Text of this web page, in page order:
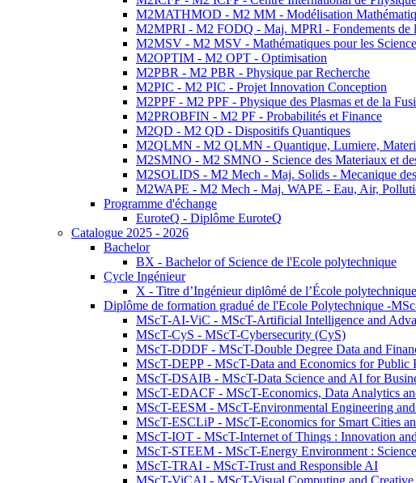
M2MATHMOD - M2 MM - Modélisation
M2MPRI - M2 FODQ - Maj. MPRI - Fondements de
M2MSV - M2 MSV - Mathématiques pour les
M2OPTIM - M2 OPT - Optimisation
M2PBR - M2 PBR - Physique par Recherche
M2PIC - M2 PIC - Projet Innovation Conception
M2PPF - M2 PPF - Physique des Plasmas et de la
M2PROBFIN - M2 PF - Probabilités et Finance
M2QD - M2 QD - Dispositifs Quantiques
M2QLMN - M2 QLMN - Quantique, Lumiere,
M2SMNO - M2 SMNO - Science des Materiaux et
M2SOLIDS - M2 Mech - Maj. Solids - Mecanique
M2WAPE - M2 Mech - Maj. WAPE - Eau, Air,
Programme d'échange
EuroteQ - Diplôme EuroteQ
Catalogue 2025 - 2026
Bachelor
BX - Bachelor of Science de l'Ecole polytechnique
Cycle Ingénieur
X - Titre d’Ingénieur diplômé de l’École polytechnique
Diplôme de formation gradué de l'Ecole Polytechnique -
MScT-AI-ViC - MScT-Artificial Intelligence and
MScT-CyS - MScT-Cybersecurity (CyS)
MScT-DDDF - MScT-Double Degree Data and
MScT-DEPP - MScT-Data and Economics for Public
MScT-DSAIB - MScT-Data Science and AI for
MScT-EDACF - MScT-Economics, Data Analytics
MScT-EESM - MScT-Environmental Engineering
MScT-ESCLiP - MScT-Economics for Smart Cities
MScT-IOT - MScT-Internet of Things : Innovation
MScT-STEEM - MScT-Energy Environment :
MScT-TRAI - MScT-Trust and Responsible AI
MScT-ViCAI - MScT-Visual Computing and